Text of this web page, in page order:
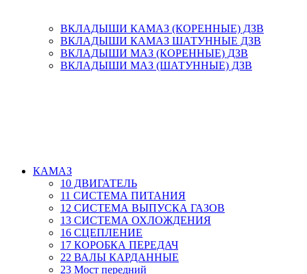
ВКЛАДЫШИ КАМАЗ (КОРЕННЫЕ) ДЗВ
ВКЛАДЫШИ КАМАЗ ШАТУННЫЕ ДЗВ
ВКЛАДЫШИ МАЗ (КОРЕННЫЕ) ДЗВ
ВКЛАДЫШИ МАЗ (ШАТУННЫЕ) ДЗВ
КАМАЗ
10 ДВИГАТЕЛЬ
11 СИСТЕМА ПИТАНИЯ
12 СИСТЕМА ВЫПУСКА ГАЗОВ
13 СИСТЕМА ОХЛОЖДЕНИЯ
16 СЦЕПЛЕНИЕ
17 КОРОБКА ПЕРЕДАЧ
22 ВАЛЫ КАРДАННЫЕ
23 Мост передний